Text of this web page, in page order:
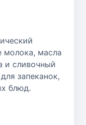
молока, масла
и сливочный
запеканок,
блюд.